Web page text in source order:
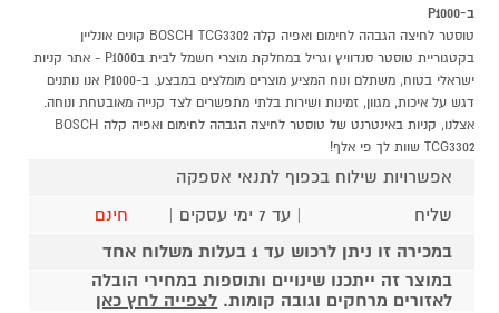
ב-P1000
טוסטר לחיצה הגבהה לחימום ואפיה קלה BOSCH TCG3302 קונים אונליין
בקטגוריית טוסטר סנדוויץ וגריל במחלקת מוצרי חשמל לבית בP1000 - אתר קניות
ישראלי בטוח, משתלם ונוח המציע מוצרים מומלצים במבצע. ב-P1000 אנו נותנים
דגש על איכות, מגוון, זמינות ושירות בלתי מתפשרים לצד קנייה מאובטחת ונוחה.
אצלנו, קניות באינטרנט של טוסטר לחיצה הגבהה לחימום ואפיה קלה BOSCH
TCG3302 שוות לך פי אלף!
אפשרויות שילוח בכפוף לתנאי אספקה
שליח
| עד 7 ימי עסקים |
חינם
במכירה זו ניתן לרכוש עד 1 בעלות משלוח אחד
במוצר זה ייתכנו שינויים ותוספות במחירי הובלה
לאזורים מרחקים וגובה קומות. לצפייה לחץ כאן